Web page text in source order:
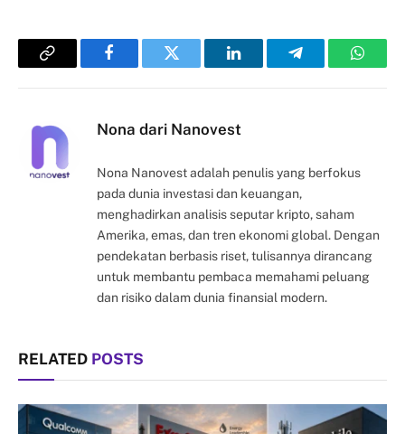
Copy
FacebookTwitter LinkedInTelegram
Nona dari Nanovest
Nona Nanovest adalah penulis yang berfokus
pada dunia investasi dan keuangan,
menghadirkan analisis seputar kripto, saham
Amerika, emas, dan tren ekonomi global. Dengan
pendekatan berbasis riset, tulisannya dirancang
untuk membantu pembaca memahami peluang
dan risiko dalam dunia finansial modern.
RELATED POSTS